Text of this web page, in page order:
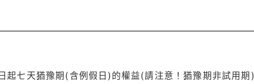
起七天猶豫期(含例假日)的權益(請注意！猶豫期非試用